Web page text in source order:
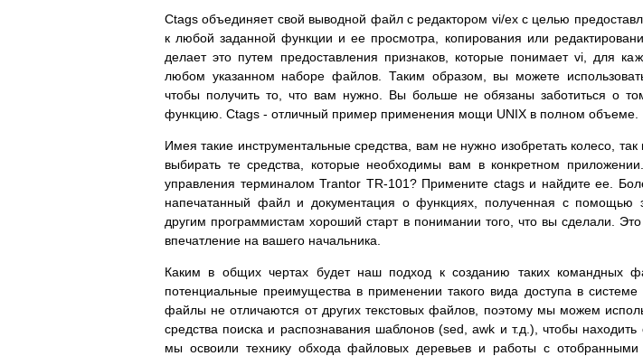
Ctags объединяет свой выводной файл с редактором vi/ex с целью
к любой заданной функции и ее просмотра, копирования или
делает это путем предоставления признаков, которые понимает vi, для
любом указанном наборе файлов. Таким образом, вы можете
чтобы получить то, что вам нужно. Вы больше не обязаны заботиться о
функцию. Ctags - отличный пример применения мощи UNIX в полном объеме.
Имея такие инструментальные средства, вам не нужно изобретать колесо, так
выбирать те средства, которые необходимы вам в конкретном
управления терминалом Trantor TR-101? Примените ctags и найдите ее.
напечатанный файл и документация о функциях, полученная с помощью
другим программистам хороший старт в понимании того, что вы сделали.
впечатление на вашего начальника.
Каким в общих чертах будет наш подход к созданию таких командных
потенциальные преимущества в применении такого вида доступа в
файлы не отличаются от других текстовых файлов, поэтому мы можем
средства поиска и распознавания шаблонов (sed, awk и т.д.), чтобы находить
мы освоили технику обхода файловых деревьев и работы с